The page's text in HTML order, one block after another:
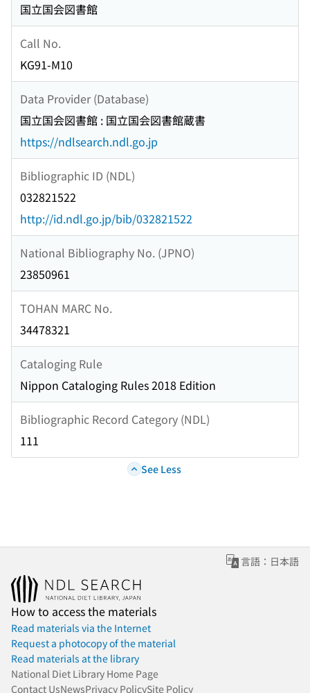
国立国会図書館
Call No.
KG91-M10
Data Provider (Database)
国立国会図書館 : 国立国会図書館蔵書
https://ndlsearch.ndl.go.jp
Bibliographic ID (NDL)
032821522
http://id.ndl.go.jp/bib/032821522
National Bibliography No. (JPNO)
23850961
TOHAN MARC No.
34478321
Cataloging Rule
Nippon Cataloging Rules 2018 Edition
Bibliographic Record Category (NDL)
111
See Less
言語：日本語
How to access the materials
Read materials via the Internet
Request a photocopy of the material
Read materials at the library
National Diet Library Home Page
Contact UsNewsPrivacy PolicySite Policy